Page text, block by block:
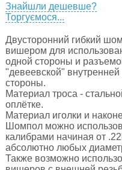
Знайшли дешевше?
Торгуємося...
Двусторонний гибкий
вишером для
одной стороны и
"девеевской" внутренней
стороны.
Материал троса -
оплётке.
Материал иголки и
Шомпол можно
калибрами начиная от
абсолютно любых
Также возможно